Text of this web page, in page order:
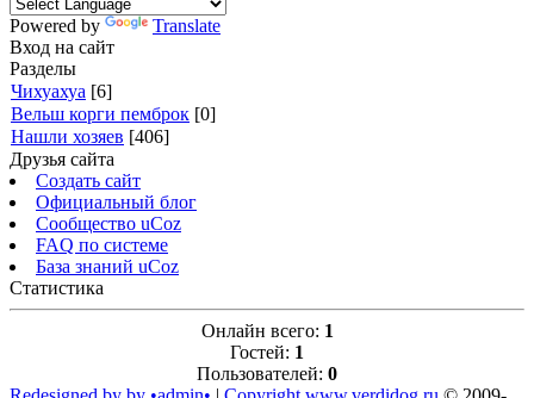
Powered by
Translate
Вход на сайт
Разделы
Чихуахуа [6]
Вельш корги пемброк [0]
Нашли хозяев [406]
Друзья сайта
Создать сайт
Официальный блог
Сообщество uCoz
FAQ по системе
База знаний uCoz
Статистика
Онлайн всего: 1
Гостей: 1
Пользователей: 0